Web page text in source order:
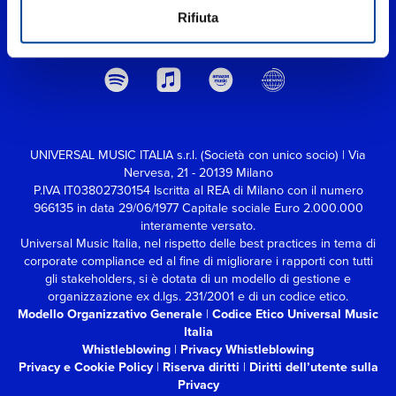
Rifiuta
UNIVERSAL MUSIC ITALIA s.r.l. (Società con unico socio) | Via
Nervesa, 21 - 20139 Milano
P.IVA IT03802730154 Iscritta al REA di Milano con il numero
966135 in data 29/06/1977 Capitale sociale Euro 2.000.000
interamente versato.
Universal Music Italia, nel rispetto delle best practices in tema di
corporate compliance ed al fine di migliorare i rapporti con tutti
gli stakeholders, si è dotata di un modello di gestione e
organizzazione ex d.lgs. 231/2001 e di un codice etico.
Modello Organizzativo Generale | Codice Etico Universal Music
Italia
Whistleblowing | Privacy Whistleblowing
Privacy e Cookie Policy| Riserva diritti | Diritti dell’utente sulla
Privacy